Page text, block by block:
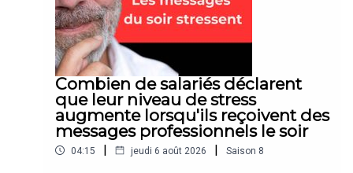
Combien de salariés déclarent
que leur niveau de stress
augmente lorsqu'ils reçoivent des
messages professionnels le soir
04:15 | jeudi 6 août 2026 | Saison 8